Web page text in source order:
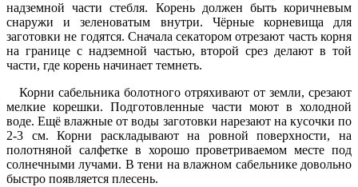
надземной части стебля. Корень должен быть коричневым
снаружи и зеленоватым внутри. Чёрные корневища для
заготовки не годятся. Сначала секатором отрезают часть корня
на границе с надземной частью, второй срез делают в той
части, где корень начинает темнеть.
Корни сабельника болотного отряхивают от земли, срезают
мелкие корешки. Подготовленные части моют в холодной
воде. Ещё влажные от воды заготовки нарезают на кусочки по
2-3 см. Корни раскладывают на ровной поверхности, на
полотняной салфетке в хорошо проветриваемом месте под
солнечными лучами. В тени на влажном сабельнике довольно
быстро появляется плесень.